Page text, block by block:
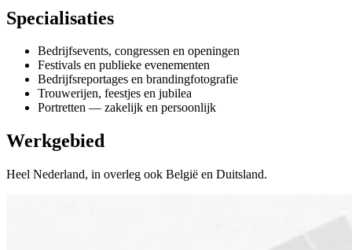
Specialisaties
Bedrijfsevents, congressen en openingen
Festivals en publieke evenementen
Bedrijfsreportages en brandingfotografie
Trouwerijen, feestjes en jubilea
Portretten — zakelijk en persoonlijk
Werkgebied
Heel Nederland, in overleg ook België en Duitsland.